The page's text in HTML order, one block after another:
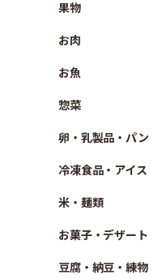
果物
お肉
お魚
惣菜
卵・乳製品・パン
冷凍食品・アイス
米・麺類
お菓子・デザート
豆腐・納豆・練物